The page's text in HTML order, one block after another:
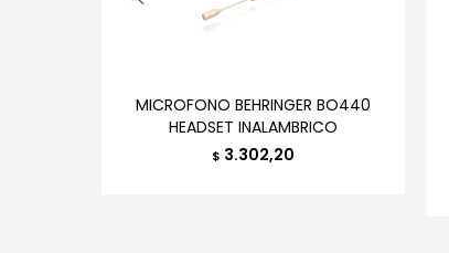
MICROFONO BEHRINGER BO440
HEADSET INALAMBRICO
$ 3.302,20